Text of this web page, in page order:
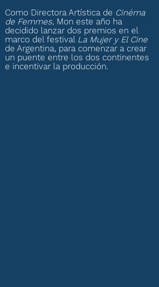
Como Directora Artística de Cinéma
de Femmes, Mon este año ha
decidido lanzar dos premios en el
marco del festival La Mujer y El Cine
de Argentina, para comenzar a crear
un puente entre los dos continentes
e incentivar la producción.